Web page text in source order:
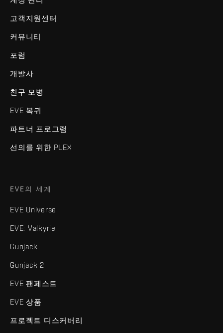
고객지원센터
커뮤니티
포럼
개발사
친구 모병
EVE 복귀
파트너 프로그램
선의를 위한 PLEX
EVE의 세계
EVE Universe
EVE: Valkyrie
Gunjack
Gunjack 2
EVE 팬페스트
EVE 상품
프로젝트 디스커버리